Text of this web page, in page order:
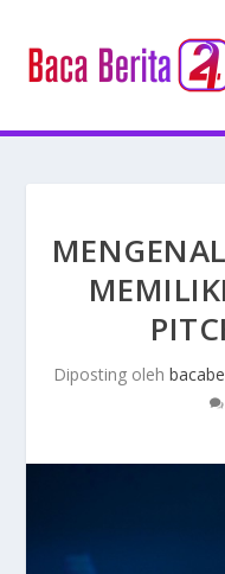
Diposting oleh